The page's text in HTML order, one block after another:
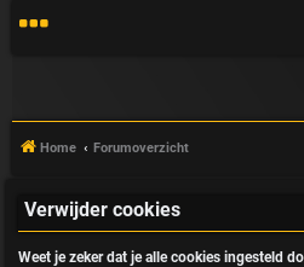
V
Home Forumoverzicht
Verwijder cookies
Weet je zeker dat je alle cookies ingesteld